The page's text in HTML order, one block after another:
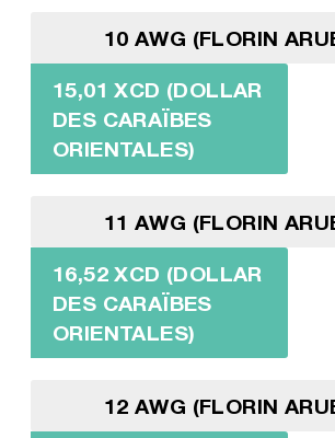
10 AWG (FLORIN
15,01 XCD (DOLLAR
DES CARAÏBES
ORIENTALES)
11 AWG (FLORIN
16,52 XCD (DOLLAR
DES CARAÏBES
ORIENTALES)
12 AWG (FLORIN